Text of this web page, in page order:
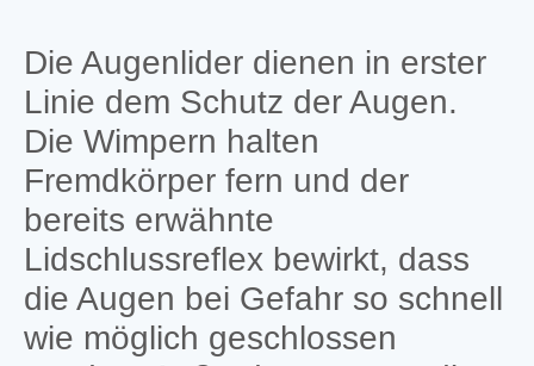
Die Augenlider dienen in erster
Linie dem Schutz der Augen.
Die Wimpern halten
Fremdkörper fern und der
bereits erwähnte
Lidschlussreflex bewirkt, dass
die Augen bei Gefahr so schnell
wie möglich geschlossen